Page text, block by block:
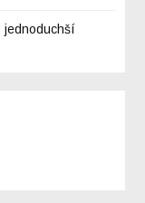
jednoduchší